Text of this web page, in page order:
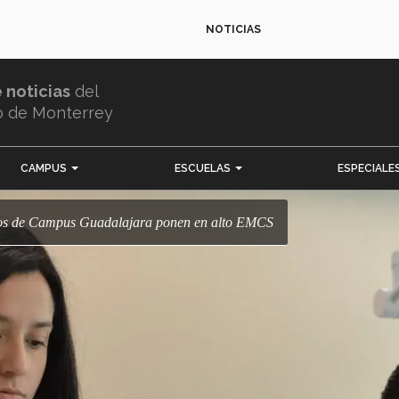
NOTICIAS
noticias del
de Monterrey
CAMPUS ESCUELAS
de Campus Guadalajara ponen en alto EMCS